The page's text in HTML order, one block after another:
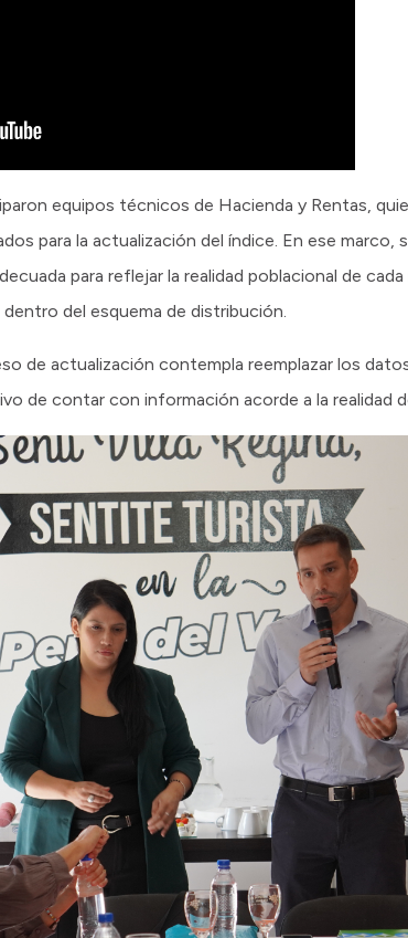
equipos técnicos de Hacienda y Rentas,
para la actualización del índice. En ese marco,
para reflejar la realidad poblacional de
del esquema de distribución.
de actualización contempla reemplazar los
de contar con información acorde a la realidad